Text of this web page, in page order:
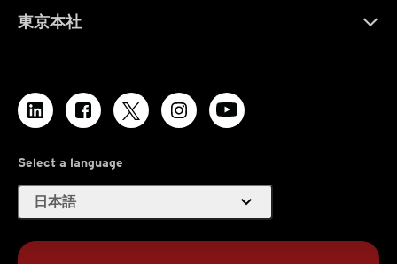
東京本社
Select a language
日本語 expand_more